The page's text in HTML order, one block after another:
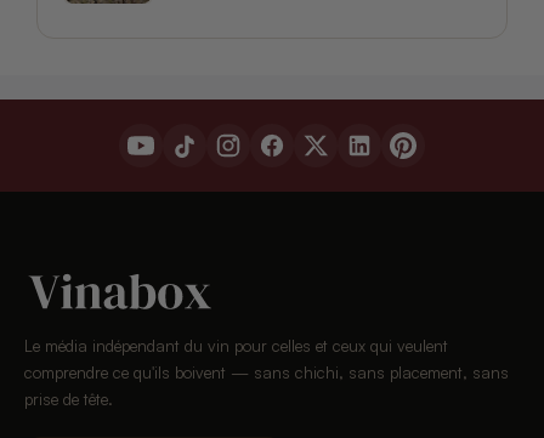
Le média indépendant du vin pour celles et ceux qui veulent
comprendre ce qu'ils boivent — sans chichi, sans placement, sans
prise de tête.